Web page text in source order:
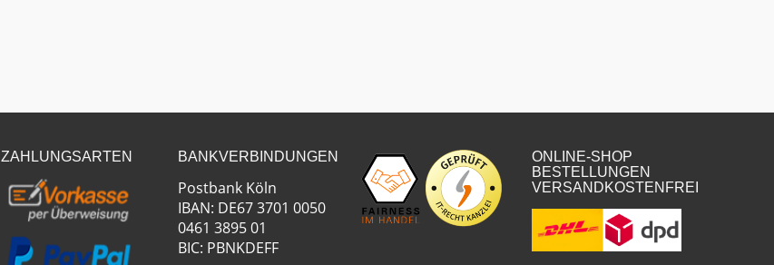
ZAHLUNGSARTEN BANKVERBINDUNGEN
Postbank Köln
IBAN: DE67 3701 0050
0461 3895 01
BIC: PBNKDEFF
ONLINE-SHOP
BESTELLUNGEN
VERSANDKOSTENFREI